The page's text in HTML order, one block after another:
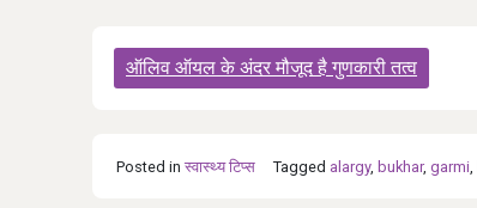
Post
navigation
ऑलिव ऑयल के अंदर मौजूद है गुणकारी तत्व
Posted in स्‍वास्‍थ्‍य टिप्‍स Tagged alargy, bukhar, garmi,